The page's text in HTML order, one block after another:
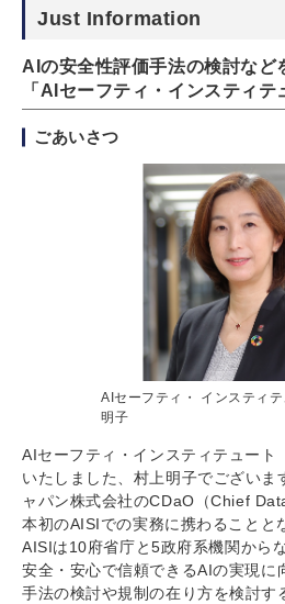
Just Information
AIの安全性評価手法の検討など
「AIセーフティ・インスティテ
ごあいさつ
AIセーフティ・ インスティ
明子
AIセーフティ・インスティテュート
いたしました、村上明子でございま
ャパン株式会社のCDaO（Chief
本初のAISIでの実務に携わることと
AISIは10府省庁と5政府系機関から
安全・安心で信頼できるAIの実現に
手法の検討や規制の在り方を検討す